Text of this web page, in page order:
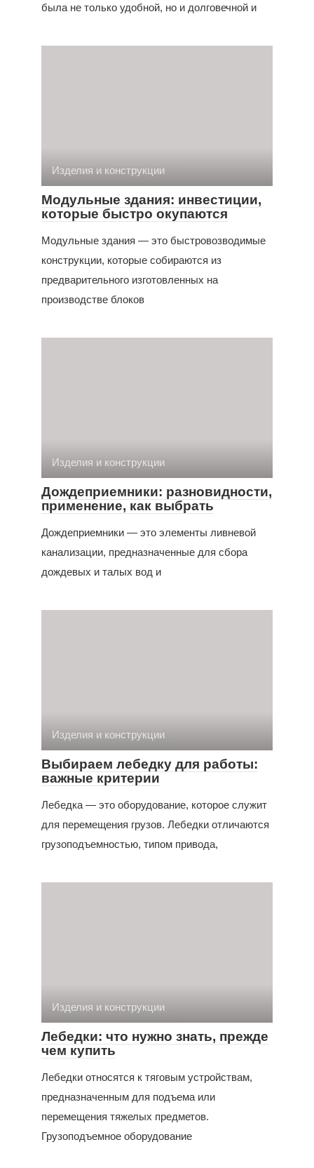
была не только удобной, но и долговечной и
Изделия и конструкции
Модульные здания: инвестиции,
которые быстро окупаются
Модульные здания — это быстровозводимые
конструкции, которые собираются из
предварительного изготовленных на
производстве блоков
Изделия и конструкции
Дождеприемники: разновидности,
применение, как выбрать
Дождеприемники — это элементы ливневой
канализации, предназначенные для сбора
дождевых и талых вод и
Изделия и конструкции
Выбираем лебедку для работы:
важные критерии
Лебедка — это оборудование, которое служит
для перемещения грузов. Лебедки отличаются
грузоподъемностью, типом привода,
Изделия и конструкции
Лебедки: что нужно знать, прежде
чем купить
Лебедки относятся к тяговым устройствам,
предназначенным для подъема или
перемещения тяжелых предметов.
Грузоподъемное оборудование